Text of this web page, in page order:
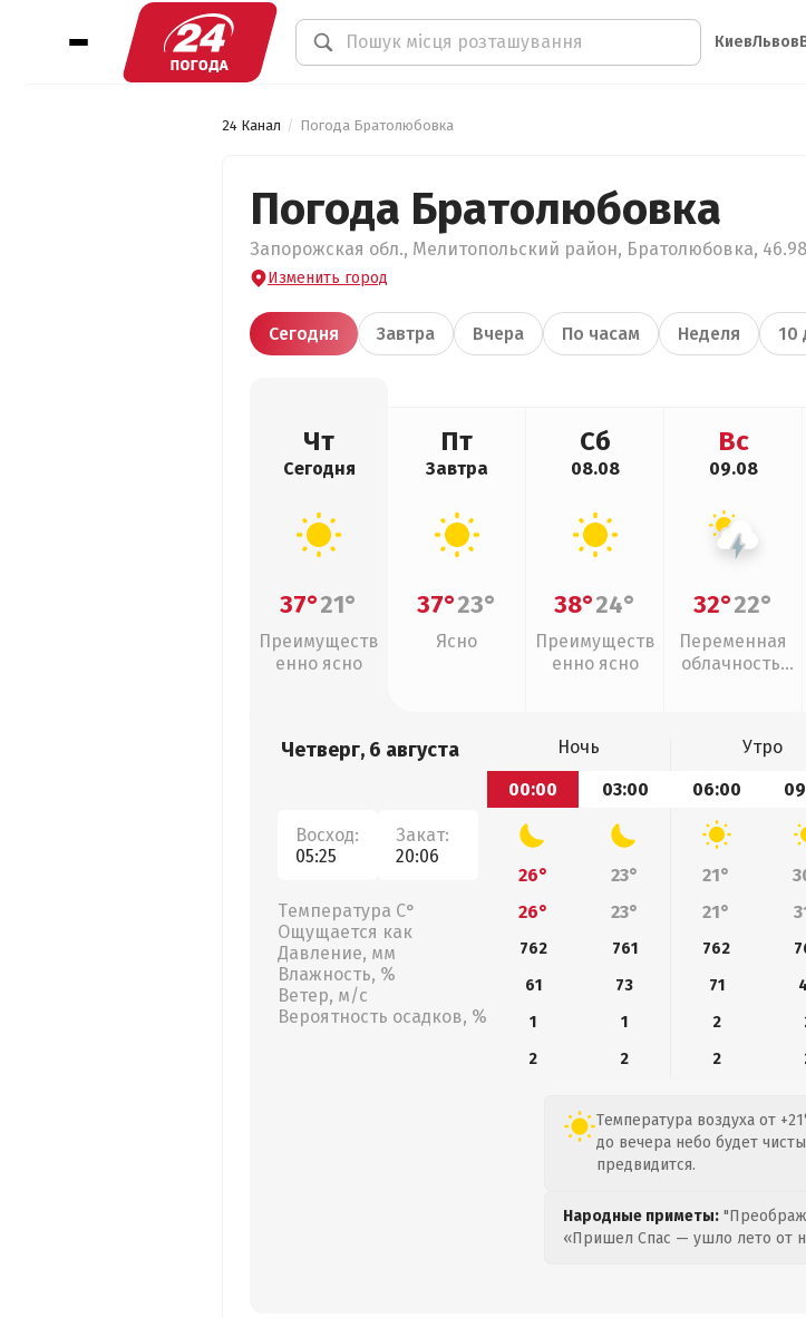
КиевЛьвов
24 Канал Погода Братолюбовка
Погода Братолюбовка
Запорожская обл., Мелитопольский район, Братолюбовка,
Изменить город
Сегодня Завтра Вчера По часам Неделя 10
Чт
Сегодня
37°21°
Преимуществ
енно ясно
Пт
Завтра
37°23°
Ясно
Сб
08.08
38°24°
Преимуществ
енно ясно
Вс
09.08
32°22°
Переменная
облачность,
Четверг, 6 августа
Восход:
05:25
Закат:
20:06
Температура С°
Ощущается как
Давление, мм
Влажность, %
Ветер, м/с
Вероятность осадков, %
Ночь Утро
00:00
03:00 06:00
26° 23° 21°
26°
23° 21°
762 761 762
61
73 71
1
1 2
2
2 2
Температура воздуха от
до вечера небо будет
предвидится.
Народные приметы:
«Пришел Спас — ушло лето от